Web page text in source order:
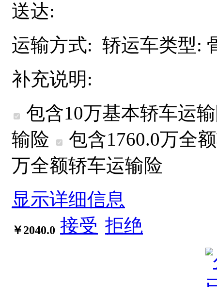
送达:
运输方式: 轿运车类型:
补充说明:
包含10万基本轿车运
输险
包含1760.0万全额
万全额轿车运输险
显示详细信息
￥2040.0 接受 拒绝